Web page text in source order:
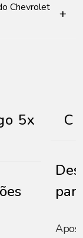
Chevrolet
+
5x